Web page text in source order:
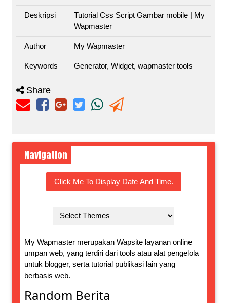
Deskripsi
Tutorial Css Script Gambar mobile | My
Wapmaster
Author My Wapmaster
Keywords Generator, Widget, wapmaster tools
Share
Navigation
Click Me To Display Date And Time.
My Wapmaster merupakan Wapsite layanan online
umpan web, yang terdiri dari tools atau alat pengelola
untuk blogger, serta tutorial publikasi lain yang
berbasis web.
Random Berita